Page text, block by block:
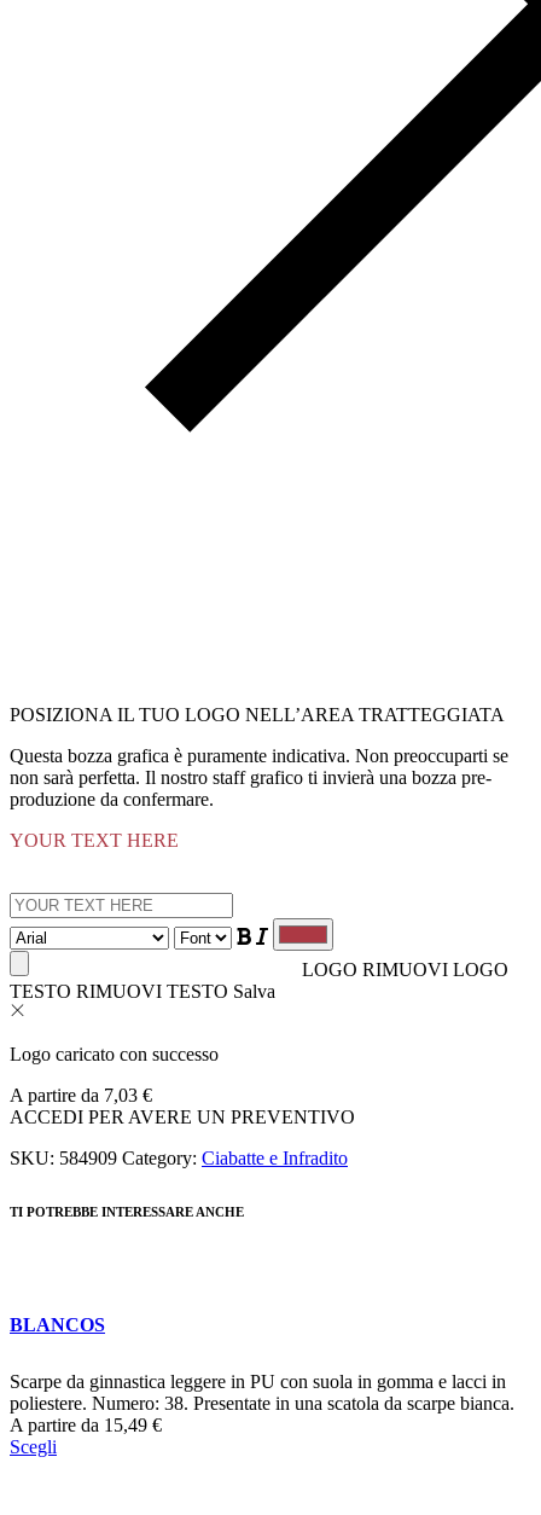
POSIZIONA IL TUO LOGO NELL’AREA TRATTEGGIATA
Questa bozza grafica è puramente indicativa. Non preoccuparti se
non sarà perfetta. Il nostro staff grafico ti invierà una bozza pre-
produzione da confermare.
YOUR TEXT HERE
LOGO RIMUOVI LOGO
TESTO RIMUOVI TESTO Salva
Logo caricato con successo
A partire da 7,03 €
ACCEDI PER AVERE UN PREVENTIVO
SKU: 584909 Category: Ciabatte e Infradito
TI POTREBBE INTERESSARE ANCHE
BLANCOS
Scarpe da ginnastica leggere in PU con suola in gomma e lacci in
poliestere. Numero: 38. Presentate in una scatola da scarpe bianca.
A partire da 15,49 €
Scegli